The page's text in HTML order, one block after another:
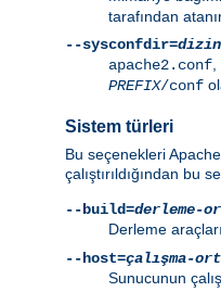
tarafından
--sysconfdir=dizin
apache2.conf
PREFIX/conf
Sistem türleri
Bu seçenekleri
çalıştırıldığından bu
--build=derleme-
Derleme
--host=çalışma-
Sunucunun